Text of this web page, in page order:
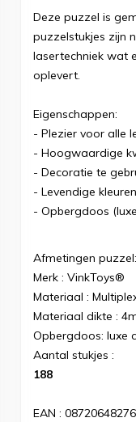
Deze puzzel is
puzzelstukjes zijn
lasertechniek wat
oplevert.
Eigenschappen:
- Plezier voor alle
- Hoogwaardige
- Decoratie te
- Levendige kleuren
- Opbergdoos
Afmetingen
Merk : VinkToys®
Materiaal :
Materiaal dikte :
Opbergdoos: luxe
Aantal stukjes :
188
EAN :